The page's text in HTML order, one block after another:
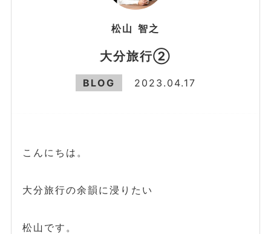
松山 智之
大分旅行②
BLOG 2023.04.17
こんにちは。
大分旅行の余韻に浸りたい
松山です。